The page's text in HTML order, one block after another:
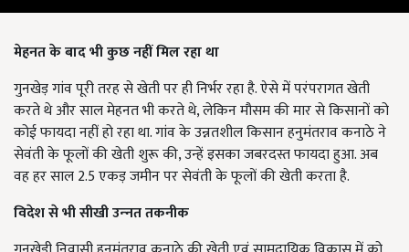
मेहनत के बाद भी कुछ नहीं मिल रहा था
गुनखेड़ गांव पूरी तरह से खेती पर ही निर्भर रहा है. ऐसे में परंपरागत खेती
करते थे और साल मेहनत भी करते थे, लेकिन मौसम की मार से किसानों को
कोई फायदा नहीं हो रहा था. गांव के उन्नतशील किसान हनुमंतराव कनाठे ने
सेवंती के फूलों की खेती शुरू की, उन्हें इसका जबरदस्त फायदा हुआ. अब
वह हर साल 2.5 एकड़ जमीन पर सेवंती के फूलों की खेती करता है.
विदेश से भी सीखी उन्‍नत तकनीक